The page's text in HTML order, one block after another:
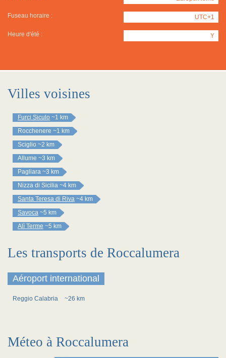
Fuseau horaire : UTC+1
Heure d'été : Y
Villes voisines
Furci Siculo ~1 km
Rocchenere ~1 km
Sciglio ~2 km
Allume ~3 km
Pagliara ~3 km
Nizza di Sicilia ~4 km
Santa Teresa di Riva ~4 km
Savoca ~5 km
Alì Terme ~5 km
Les transports de Roccalumera
Aéroport international
Reggio Calabria ~26 km
Méteo à Roccalumera